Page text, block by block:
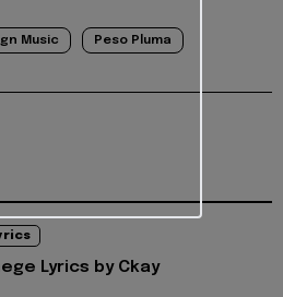
Music Peso Pluma
Lyrics by Ckay